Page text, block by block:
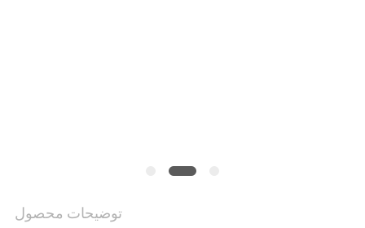
توضیحات محصول